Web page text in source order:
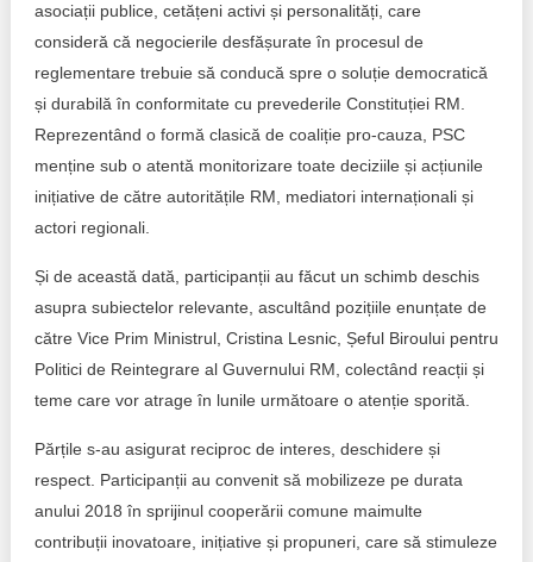
Public procurement
asociații publice, cetățeni activi și personalități, care
consideră că negocierile desfășurate în procesul de
reglementare trebuie să conducă spre o soluție democratică
și durabilă în conformitate cu prevederile Constituției RM.
Reprezentând o formă clasică de coaliție pro-cauza, PSC
menține sub o atentă monitorizare toate deciziile și acțiunile
inițiative de către autoritățile RM, mediatori internaționali și
actori regionali.
Și de această dată, participanții au făcut un schimb deschis
asupra subiectelor relevante, ascultând pozițiile enunțate de
către Vice Prim Ministrul, Cristina Lesnic, Șeful Biroului pentru
Politici de Reintegrare al Guvernului RM, colectând reacții și
teme care vor atrage în lunile următoare o atenție sporită.
Părțile s-au asigurat reciproc de interes, deschidere și
respect. Participanții au convenit să mobilizeze pe durata
anului 2018 în sprijinul cooperării comune maimulte
contribuții inovatoare, inițiative și propuneri, care să stimuleze